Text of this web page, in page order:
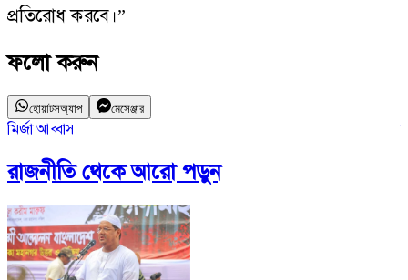
প্রতিরোধ করবে।”
ফলো করুন
হোয়াটসঅ্যাপ মেসেঞ্জার
মির্জা আব্বাস
রাজনীতিথেকে আরো পড়ুন